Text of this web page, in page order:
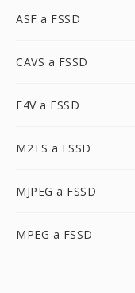
ASF a FSSD
CAVS a FSSD
F4V a FSSD
M2TS a FSSD
MJPEG a FSSD
MPEG a FSSD